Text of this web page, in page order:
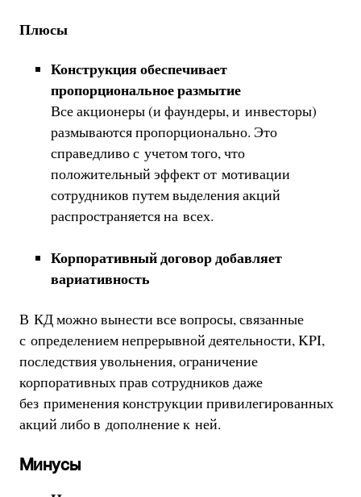
Плюсы
Конструкция обеспечивает
пропорциональное размытие
Все акционеры (и фаундеры, и инвесторы)
размываются пропорционально. Это
справедливо с учетом того, что
положительный эффект от мотивации
сотрудников путем выделения акций
распространяется на всех.
Корпоративный договор добавляет
вариативность
В КД можно вынести все вопросы, связанные
с определением непрерывной деятельности, KPI,
последствия увольнения, ограничение
корпоративных прав сотрудников даже
без применения конструкции привилегированных
акций либо в дополнение к ней.
Минусы